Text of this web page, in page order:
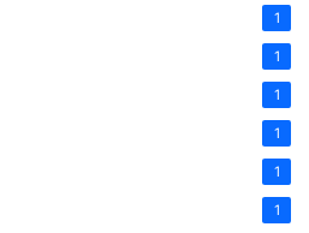
1
1
1
1
1
1